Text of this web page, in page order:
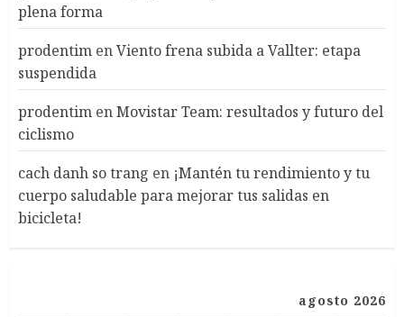
plena forma
prodentim enViento frena subida a Vallter: etapa
suspendida
prodentim enMovistar Team: resultados y futuro del
ciclismo
cach danh so trang en ¡Mantén tu rendimiento y tu
cuerpo saludable para mejorar tus salidas en
bicicleta!
agosto 2026